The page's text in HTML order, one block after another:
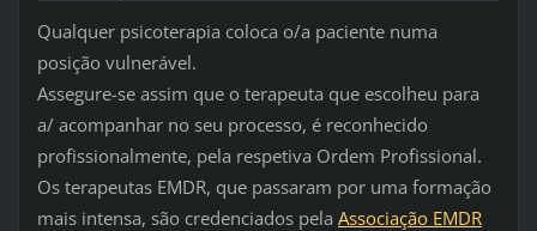
Qualquer psicoterapia coloca o/a paciente numa
posição vulnerável.
Assegure-se assim que o terapeuta que escolheu para
a/ acompanhar no seu processo, é reconhecido
profissionalmente, pela respetiva Ordem Profissional.
Os terapeutas EMDR, que passaram por uma formação
mais intensa, são credenciados pela Associação EMDR